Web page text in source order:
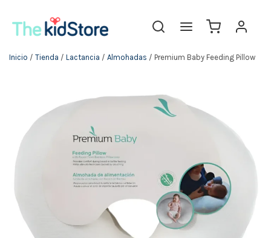
Inicio / Tienda / Lactancia / Almohadas / Premium Baby Feeding Pillow